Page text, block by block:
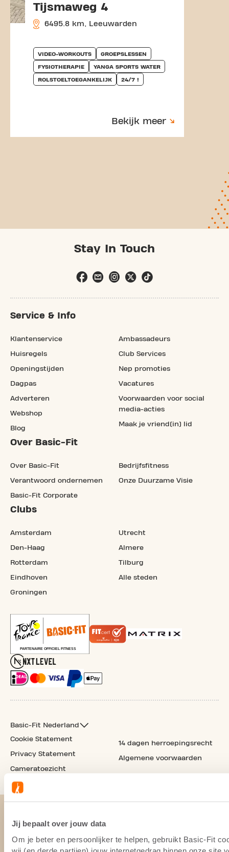
Jij bepaalt over jouw data
Om je beter en persoonlijker te helpen, gebruikt Basic-Fit
wij (en derde partijen) jouw internetgedrag binnen onze site
Tijsmaweg 4
6495.8 km, Leeuwarden
VIDEO-WORKOUTS GROEPSLESSEN
FYSIOTHERAPIE YANGA SPORTS WATER
ROLSTOELTOEGANKELIJK 24/7 !
Bekijk meer
Stay In Touch
Service & Info
Klantenservice
Huisregels
Openingstijden
Dagpas
Adverteren
Webshop
Blog
Ambassadeurs
Club Services
Nep promoties
Vacatures
Voorwaarden voor social
media-acties
Maak je vriend(in) lid
Over Basic-Fit
Over Basic-Fit
Verantwoord ondernemen
Basic-Fit Corporate
Bedrijfsfitness
Onze Duurzame Visie
Clubs
Amsterdam
Den-Haag
Rotterdam
Eindhoven
Groningen
Utrecht
Almere
Tilburg
Alle steden
Basic-Fit Nederland
Cookie Statement
Privacy Statement
Cameratoezicht
14 dagen herroepingsrecht
Algemene voorwaarden